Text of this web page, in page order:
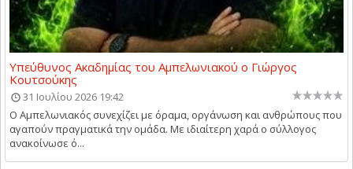
Υπεύθυνος Ακαδημίας του Αμπελωνιακού ο Γιώργος
Κουτσούκης
31 Ιουλίου 2026 19:42
Ο Αμπελωνιακός συνεχίζει με όραμα, οργάνωση και ανθρώπους που
αγαπούν πραγματικά την ομάδα. Με ιδιαίτερη χαρά ο σύλλογος
ανακοίνωσε ό...